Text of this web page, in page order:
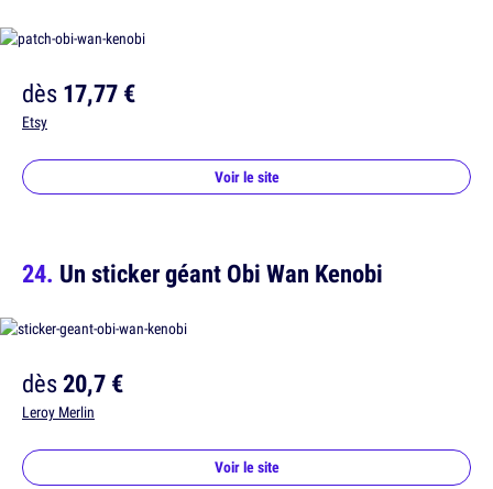
dès17,77 €
Etsy
Voir le site
Un sticker géant Obi Wan Kenobi
dès20,7 €
Leroy Merlin
Voir le site